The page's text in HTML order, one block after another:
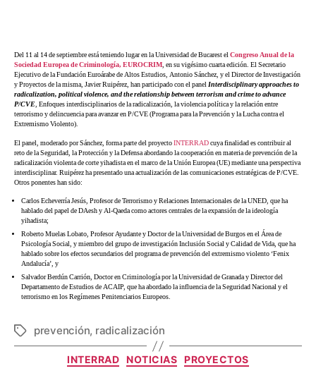
Del 11 al 14 de septiembre está teniendo lugar en la Universidad de Bucarest elCongreso Anual de la
Sociedad Europea de Criminología, EUROCRIM, en su vigésimo cuarta edición. El Secretario
Ejecutivo de la Fundación Euroárabe de Altos Estudios, Antonio Sánchez, y el Director de Investigación
y Proyectos de la misma, Javier Ruipérez, han participado con el panelInterdisciplinary approaches to
radicalization, political violence, and the relationship between terrorism and crime to advance
P/CVE, Enfoques interdisciplinarios de la radicalización, la violencia política y la relación entre
terrorismo y delincuencia para avanzar en P/CVE (Programa para la Prevención y la Lucha contra el
Extremismo Violento).
El panel, moderado por Sánchez, forma parte del proyectoINTERRADcuya finalidad es contribuir al
reto de la Seguridad, la Protección y la Defensa abordando la cooperación en materia de prevención de la
radicalización violenta de corte yihadista en el marco de la Unión Europea (UE) mediante una perspectiva
interdisciplinar. Ruipérez ha presentado una actualización de las comunicaciones estratégicas de P/CVE.
Otros ponentes han sido:
Carlos Echeverría Jesús, Profesor de Terrorismo y Relaciones Internacionales de la UNED, que ha
hablado del papel de DAesh y Al-Qaeda como actores centrales de la expansión de la ideología
yihadista;
Roberto Muelas Lobato, Profesor Ayudante y Doctor de la Universidad de Burgos en el Área de
Psicología Social, y miembro del grupo de investigación Inclusión Social y Calidad de Vida, que ha
hablado sobre los efectos secundarios del programa de prevención del extremismo violento ‘Fenix
Andalucía’, y
Salvador Berdún Carrión, Doctor en Criminología por la Universidad de Granada y Director del
Departamento de Estudios de ACAIP, que ha abordado la influencia de la Seguridad Nacional y el
terrorismo en los Regímenes Penitenciarios Europeos.
prevención, radicalización
INTERRAD NOTICIAS PROYECTOS